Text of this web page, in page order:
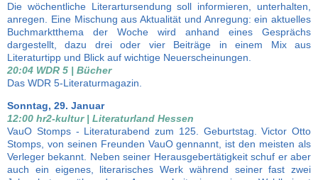
Die wöchentliche Literartursendung soll informieren, unterhalten,
anregen. Eine Mischung aus Aktualität und Anregung: ein aktuelles
Buchmarktthema der Woche wird anhand eines Gesprächs
dargestellt, dazu drei oder vier Beiträge in einem Mix aus
Literaturtipp und Blick auf wichtige Neuerscheinungen.
20:04 WDR 5 | Bücher
Das WDR 5-Literaturmagazin.
Sonntag, 29. Januar
12:00 hr2-kultur | Literaturland Hessen
VauO Stomps - Literaturabend zum 125. Geburtstag. Victor Otto
Stomps, von seinen Freunden VauO gennannt, ist den meisten als
Verleger bekannt. Neben seiner Herausgebertätigkeit schuf er aber
auch ein eigenes, literarisches Werk während seiner fast zwei